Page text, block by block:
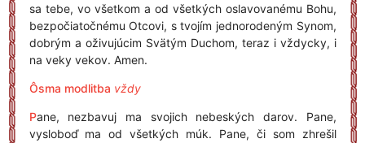
sa tebe, vo všetkom a od všetkých oslavovanému Bohu,
bezpočiatočnému Otcovi, s tvojím jednorodeným Synom,
dobrým a oživujúcim Svätým Duchom, teraz i vždycky, i
na veky vekov. Amen.
Ôsma modlitba vždy
Pane, nezbavuj ma svojich nebeských darov. Pane,
vysloboď ma od všetkých múk. Pane, či som zhrešil